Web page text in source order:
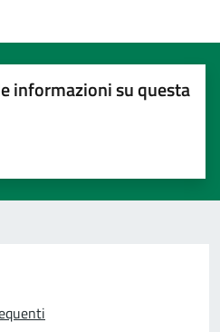
informazioni su questa
su 5
5